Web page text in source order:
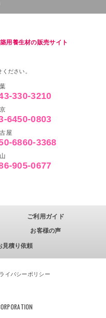
用養生材の販売サイト
ださい。
330-3210
6450-0803
屋
6860-3368
905-0677
ご利用ガイド
お客様の声
見積り依頼
イバシーポリシー